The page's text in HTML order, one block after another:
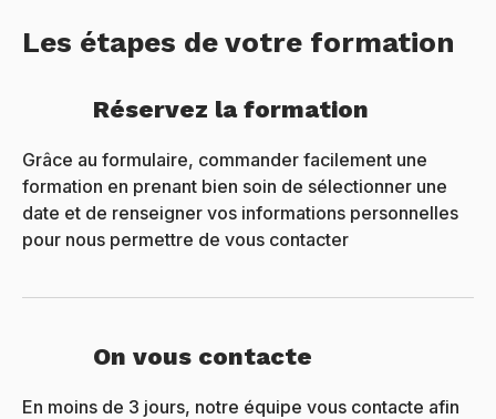
Les étapes de votre formation
Réservez la formation
Grâce au formulaire, commander facilement une
formation en prenant bien soin de sélectionner une
date et de renseigner vos informations personnelles
pour nous permettre de vous contacter
On vous contacte
En moins de 3 jours, notre équipe vous contacte afin